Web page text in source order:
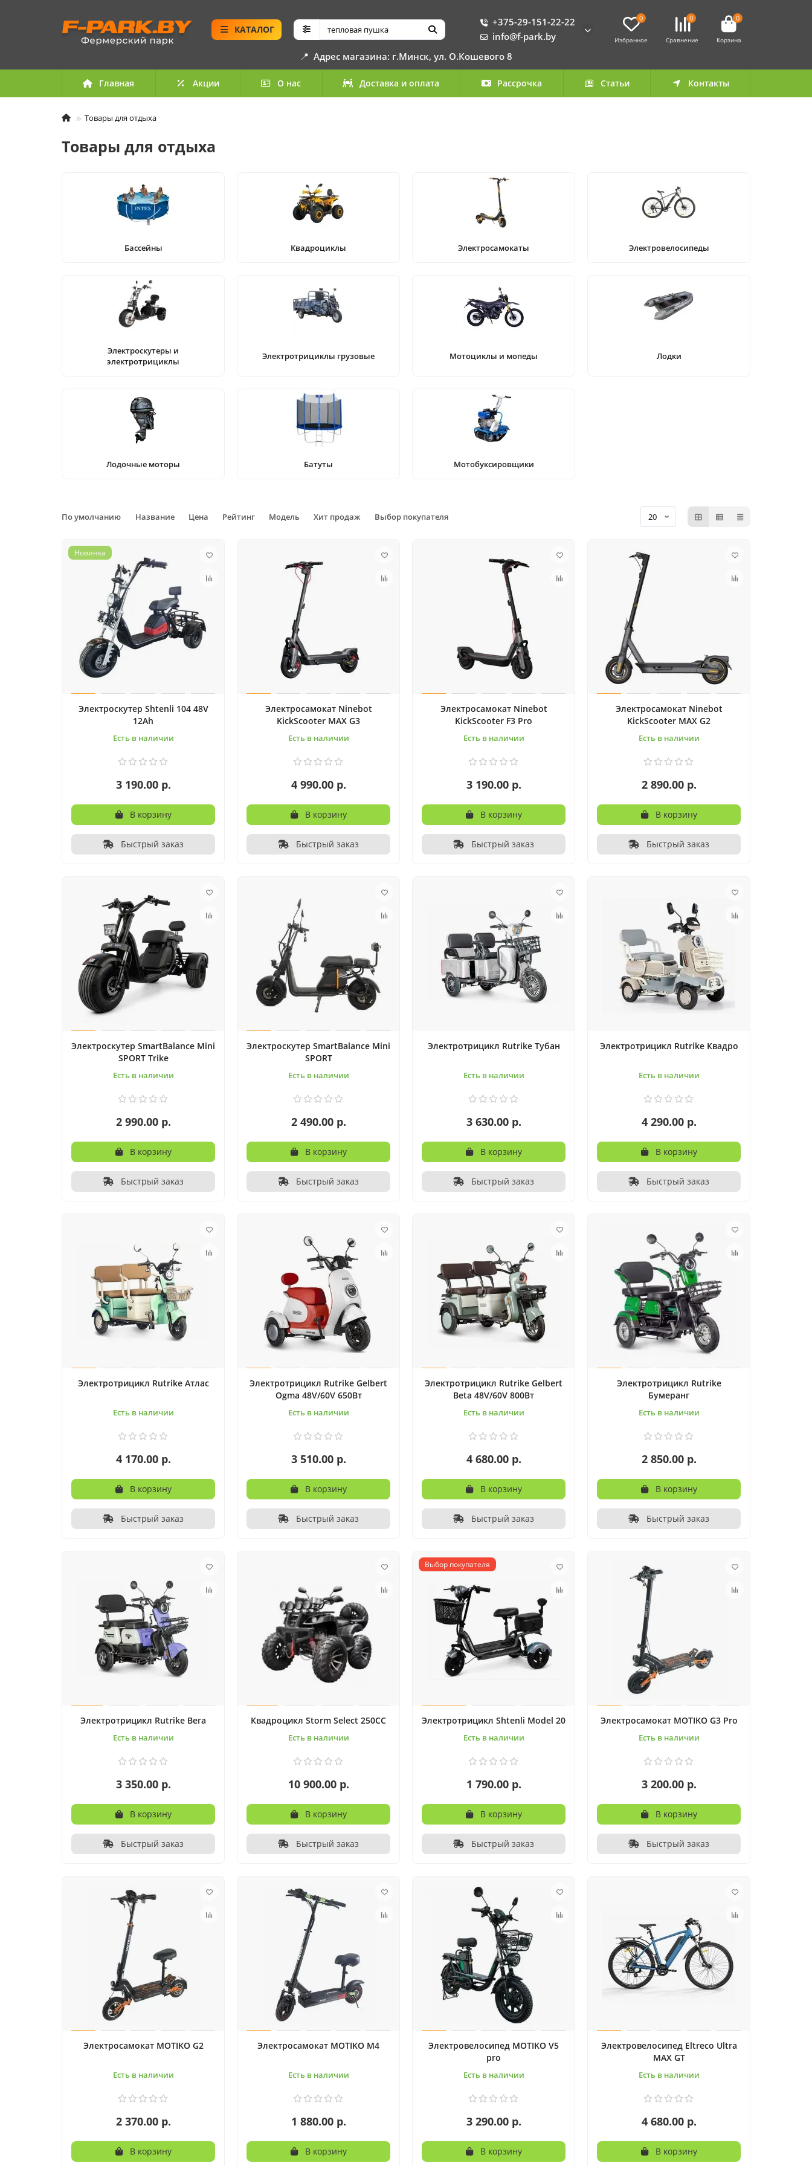
КАТАЛОГ
+375-29-151-22-22
info@f-park.by
0
Избранное
0
Сравнение
0
Корзина
📍 Адрес магазина: г.Минск, ул. О.Кошевого 8
Главная Акции О нас Доставка и оплата Рассрочка Статьи Контакты
Товары для отдыха
Товары для отдыха
Бассейны Квадроциклы Электросамокаты Электровелосипеды
Электроскутеры и
электротрициклы
Электротрициклы грузовые Мотоциклы и мопеды Лодки
Лодочные моторы Батуты Мотобуксировщики
По умолчанию Название Цена Рейтинг Модель Хит продаж Выбор покупателя
Новинка
Электроскутер Shtenli 104 48V
12Ah
Есть в наличии
3 190.00 р.
В корзину
Быстрый заказ
Электросамокат Ninebot
KickScooter MAX G3
Есть в наличии
4 990.00 р.
В корзину
Быстрый заказ
Электросамокат Ninebot
KickScooter F3 Pro
Есть в наличии
3 190.00 р.
В корзину
Быстрый заказ
Электросамокат Ninebot
KickScooter MAX G2
Есть в наличии
2 890.00 р.
В корзину
Быстрый заказ
Электроскутер SmartBalance Mini
SPORT Trike
Есть в наличии
2 990.00 р.
В корзину
Быстрый заказ
Электроскутер SmartBalance Mini
SPORT
Есть в наличии
2 490.00 р.
В корзину
Быстрый заказ
Электротрицикл Rutrike Тубан
Есть в наличии
3 630.00 р.
В корзину
Быстрый заказ
Электротрицикл Rutrike Квадро
Есть в наличии
4 290.00 р.
В корзину
Быстрый заказ
Электротрицикл Rutrike Атлас
Есть в наличии
4 170.00 р.
В корзину
Быстрый заказ
Электротрицикл Rutrike Gelbert
Ogma 48V/60V 650Вт
Есть в наличии
3 510.00 р.
В корзину
Быстрый заказ
Электротрицикл Rutrike Gelbert
Beta 48V/60V 800Вт
Есть в наличии
4 680.00 р.
В корзину
Быстрый заказ
Электротрицикл Rutrike
Бумеранг
Есть в наличии
2 850.00 р.
В корзину
Быстрый заказ
Электротрицикл Rutrike Вега
Есть в наличии
3 350.00 р.
В корзину
Быстрый заказ
Квадроцикл Storm Select 250CC
Есть в наличии
10 900.00 р.
В корзину
Быстрый заказ
Выбор покупателя
Электротрицикл Shtenli Model 20
Есть в наличии
1 790.00 р.
В корзину
Быстрый заказ
Электросамокат MOTIKO G3 Pro
Есть в наличии
3 200.00 р.
В корзину
Быстрый заказ
Электросамокат MOTIKO G2
Есть в наличии
2 370.00 р.
В корзину
Электросамокат MOTIKO M4
Есть в наличии
1 880.00 р.
В корзину
Электровелосипед MOTIKO V5
pro
Есть в наличии
3 290.00 р.
В корзину
Электровелосипед Eltreco Ultra
MAX GT
Есть в наличии
4 680.00 р.
В корзину